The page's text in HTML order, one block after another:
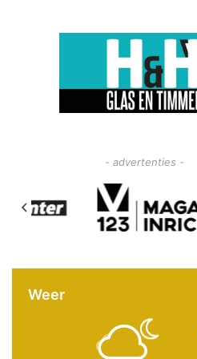
- advertenties -
Weer